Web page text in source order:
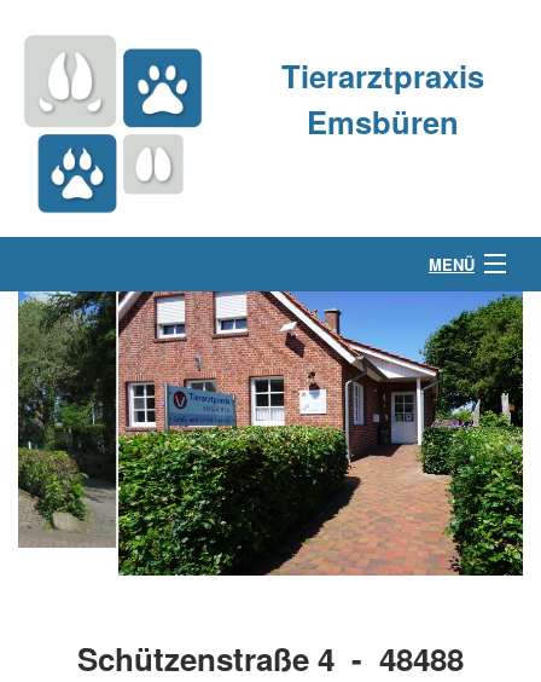
Tierarztpraxis
Emsbüren
MENÜ
Über uns
Kleintierpraxis
Großtierpraxis
Kontakt & Anfahrt
Schützenstraße 4 - 48488